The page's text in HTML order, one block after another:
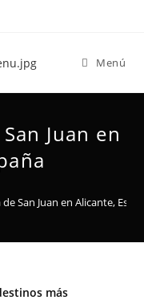
Menú
Juan en
San Juan en Alicante,
más